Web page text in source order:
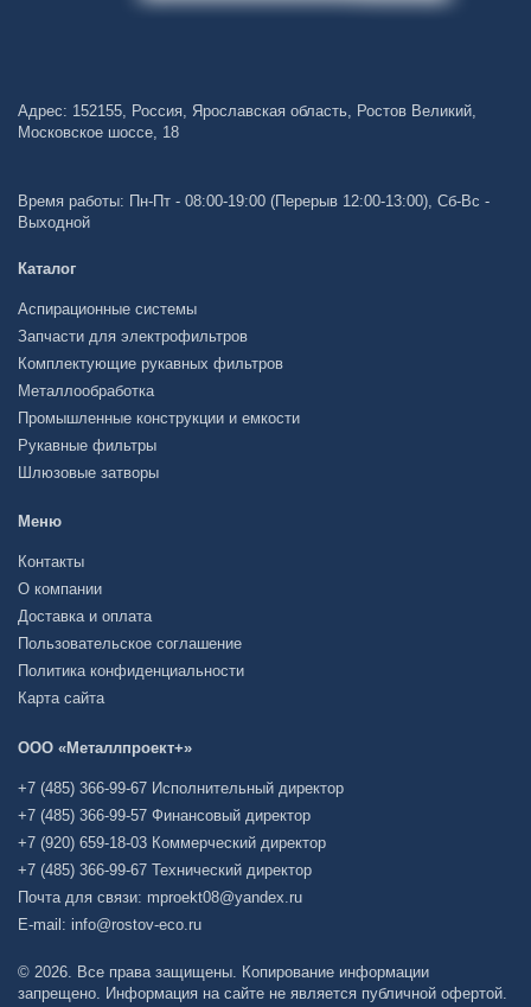
Адрес: 152155, Россия, Ярославская область, Ростов Великий,
Московское шоссе, 18
Время работы: Пн-Пт - 08:00-19:00 (Перерыв 12:00-13:00), Сб-Вс -
Выходной
Каталог
Аспирационные системы
Запчасти для электрофильтров
Комплектующие рукавных фильтров
Металлообработка
Промышленные конструкции и емкости
Рукавные фильтры
Шлюзовые затворы
Меню
Контакты
О компании
Доставка и оплата
Пользовательское соглашение
Политика конфиденциальности
Карта сайта
ООО «Металлпроект+»
+7 (485) 366-99-67 Исполнительный директор
+7 (485) 366-99-57 Финансовый директор
+7 (920) 659-18-03 Коммерческий директор
+7 (485) 366-99-67 Технический директор
Почта для связи: mproekt08@yandex.ru
E-mail: info@rostov-eco.ru
© 2026. Все права защищены. Копирование информации
запрещено. Информация на сайте не является публичной офертой.